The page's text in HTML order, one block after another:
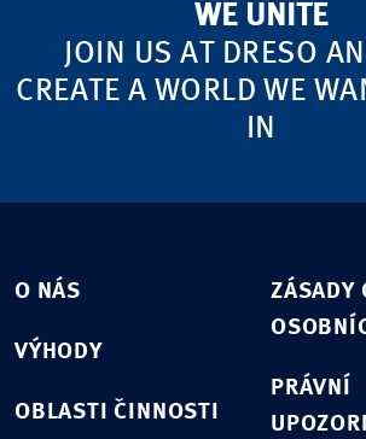
WE UNITE
JOIN US AT DRESO
CREATE A WORLD WE
IN
O NÁS
VÝHODY
OBLASTI ČINNOSTI
ZÁSADY
PRÁVNÍ